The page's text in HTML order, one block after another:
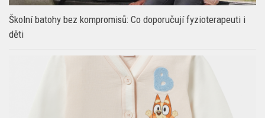
Školní batohy bez kompromisů: Co doporučují fyzioterapeuti i
děti